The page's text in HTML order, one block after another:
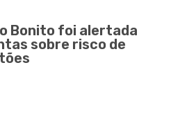
Bonito foi alertada
sobre risco de